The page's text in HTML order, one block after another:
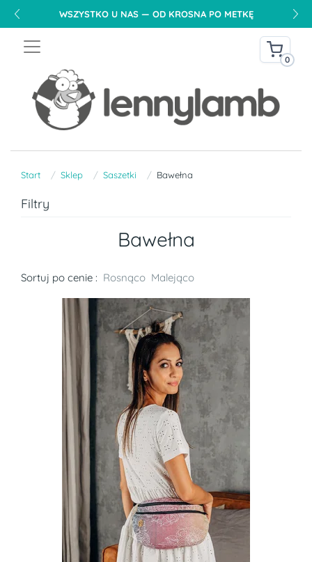
WSZYSTKO U NAS — OD KROSNA PO METKĘ
0
Start Sklep Saszetki Bawełna
Filtry
Bawełna
Sortuj po cenie : Rosnąco Malejąco